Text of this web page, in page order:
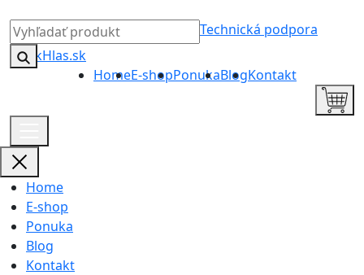
Technická podpora
HomeE-shopPonukaBlogKontakt
Home
E-shop
Ponuka
Blog
Kontakt